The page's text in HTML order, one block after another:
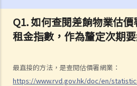
Q1. 如何查閱差餉物業估
租金指數，作為釐定次期
最直接的方法，是查閱估價署網業：
https://www.rvd.gov.hk/doc/en/
3. 「租賃」（tenancy）和「特許權」（
4. 我可以轉換或使用我的物業（或其分隔
以提供房間或床位（類似於Airbnb住宿或
約的文件（可能會被稱為「租契協議」或
文件有甚麽後果？